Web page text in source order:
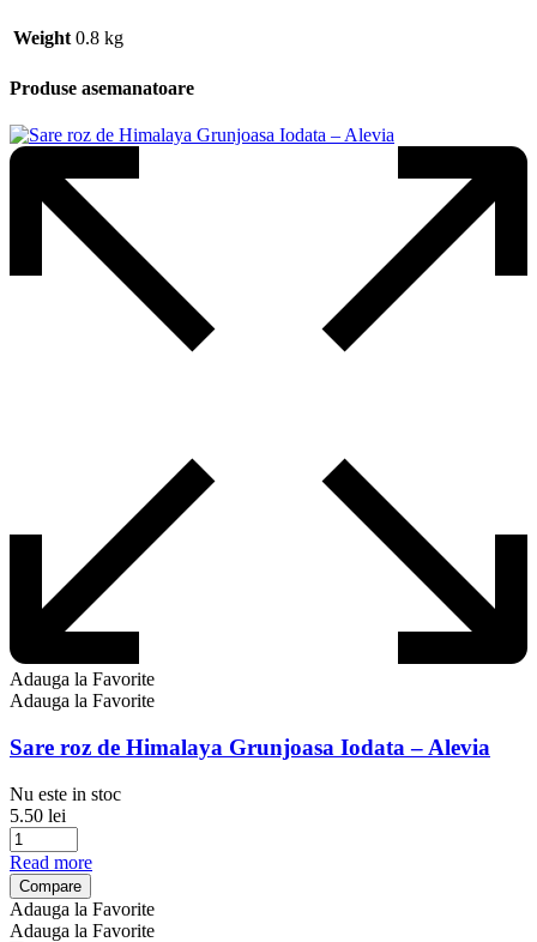
Weight 0.8 kg
Produse asemanatoare
Adauga la Favorite
Adauga la Favorite
Sare roz de Himalaya Grunjoasa Iodata – Alevia
Nu este in stoc
5.50 lei
Read more
Compare
Adauga la Favorite
Adauga la Favorite